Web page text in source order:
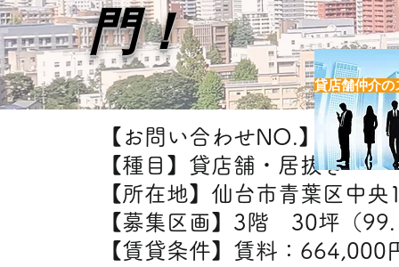
【お問い合わせNO.】
【種目】貸店舗・居抜き
【所在地】仙台市青葉区中央
【募集区画】3階 30坪（
【賃貸条件】賃料：
門！
貸店舗仲介の